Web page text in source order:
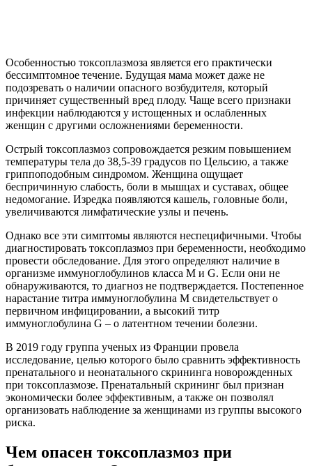
Особенностью токсоплазмоза является его практически
бессимптомное течение. Будущая мама может даже не
подозревать о наличии опасного возбудителя, который
причиняет существенный вред плоду. Чаще всего признаки
инфекции наблюдаются у истощенных и ослабленных
женщин с другими осложнениями беременности.
Острый токсоплазмоз сопровождается резким повышением
температуры тела до 38,5-39 градусов по Цельсию, а также
гриппоподобным синдромом. Женщина ощущает
беспричинную слабость, боли в мышцах и суставах, общее
недомогание. Изредка появляются кашель, головные боли,
увеличиваются лимфатические узлы и печень.
Однако все эти симптомы являются неспецифичными. Чтобы
диагностировать токсоплазмоз при беременности, необходимо
провести обследование. Для этого определяют наличие в
организме иммуноглобулинов класса M и G. Если они не
обнаруживаются, то диагноз не подтверждается. Постепенное
нарастание титра иммуноглобулина M свидетельствует о
первичном инфицировании, а высокий титр
иммуноглобулина G – о латентном течении болезни.
В 2019 году группа ученых из Франции провела
исследование, целью которого было сравнить эффективность
пренатального и неонатального скрининга новорожденных
при токсоплазмозе. Пренатальный скрининг был признан
экономически более эффективным, а также он позволял
организовать наблюдение за женщинами из группы высокого
риска.
Чем опасен токсоплазмоз при